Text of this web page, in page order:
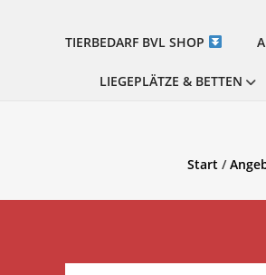
TIERBEDARF BVL SHOP
LIEGEPLÄTZE & BETTEN
Start/